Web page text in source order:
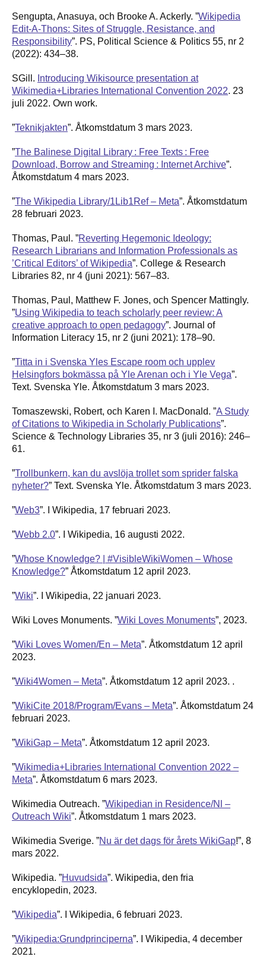
Sengupta, Anasuya, och Brooke A. Ackerly. ”Wikipedia
Edit-A-Thons: Sites of Struggle, Resistance, and
Responsibility”. PS, Political Science & Politics 55, nr 2
(2022): 434–38.
SGill. Introducing Wikisource presentation at
Wikimedia+Libraries International Convention 2022. 23
juli 2022. Own work.
”Teknikjakten”. Åtkomstdatum 3 mars 2023.
”The Balinese Digital Library : Free Texts : Free
Download, Borrow and Streaming : Internet Archive”.
Åtkomstdatum 4 mars 2023.
”The Wikipedia Library/1Lib1Ref – Meta”. Åtkomstdatum
28 februari 2023.
Thomas, Paul. ”Reverting Hegemonic Ideology:
Research Librarians and Information Professionals as
’Critical Editors’ of Wikipedia”. College & Research
Libraries 82, nr 4 (juni 2021): 567–83.
Thomas, Paul, Matthew F. Jones, och Spencer Mattingly.
”Using Wikipedia to teach scholarly peer review: A
creative approach to open pedagogy”. Journal of
Information Literacy 15, nr 2 (juni 2021): 178–90.
”Titta in i Svenska Yles Escape room och upplev
Helsingfors bokmässa på Yle Arenan och i Yle Vega”.
Text. Svenska Yle. Åtkomstdatum 3 mars 2023.
Tomaszewski, Robert, och Karen I. MacDonald. ”A Study
of Citations to Wikipedia in Scholarly Publications”.
Science & Technology Libraries 35, nr 3 (juli 2016): 246–
61.
”Trollbunkern, kan du avslöja trollet som sprider falska
nyheter?” Text. Svenska Yle. Åtkomstdatum 3 mars 2023.
”Web3”. I Wikipedia, 17 februari 2023.
”Webb 2.0”. I Wikipedia, 16 augusti 2022.
”Whose Knowledge? | #VisibleWikiWomen – Whose
Knowledge?” Åtkomstdatum 12 april 2023.
”Wiki”. I Wikipedia, 22 januari 2023.
Wiki Loves Monuments. ”Wiki Loves Monuments”, 2023.
”Wiki Loves Women/En – Meta”. Åtkomstdatum 12 april
2023.
”Wiki4Women – Meta”. Åtkomstdatum 12 april 2023. .
”WikiCite 2018/Program/Evans – Meta”. Åtkomstdatum 24
februari 2023.
”WikiGap – Meta”. Åtkomstdatum 12 april 2023.
”Wikimedia+Libraries International Convention 2022 –
Meta”. Åtkomstdatum 6 mars 2023.
Wikimedia Outreach. ”Wikipedian in Residence/Nl –
Outreach Wiki”. Åtkomstdatum 1 mars 2023.
Wikimedia Sverige. ”Nu är det dags för årets WikiGap!”, 8
mars 2022.
Wikipedia. ”Huvudsida”. Wikipedia, den fria
encyklopedin, 2023.
”Wikipedia”. I Wikipedia, 6 februari 2023.
”Wikipedia:Grundprinciperna”. I Wikipedia, 4 december
2021.